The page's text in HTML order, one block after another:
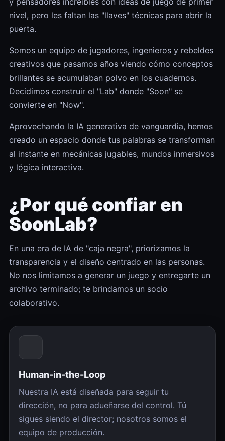
nivel, pero les faltan las "llaves" técnicas para abrir la
puerta.
Somos un equipo de jugadores, ingenieros y rebeldes
creativos que pasamos años viendo cómo conceptos
brillantes se acumulaban polvo en los cuadernos.
Decidimos construir el "Lab" donde "Soon" se
convierte en "Now".
Aprovechando la IA generativa de vanguardia, hemos
creado un espacio donde tus palabras se transforman
al instante en mecánicas jugables, mundos inmersivos
y lógica interactiva.
¿Por qué confiar en
SoonLab?
En una era de IA de "caja negra", priorizamos la
transparencia y el diseño centrado en las personas.
No nos limitamos a generar un juego y entregarte un
archivo terminado; te brindamos un socio
colaborativo.
Human-in-the-Loop
Nuestra IA está diseñada para seguir tu
dirección, no para adueñarse del control. Tú
sigues siendo el director; nosotros somos el
equipo de producción.